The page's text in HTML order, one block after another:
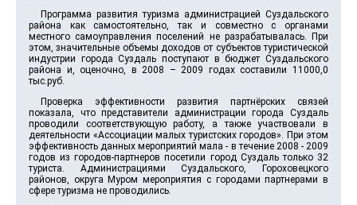
Программа развития туризма администрацией Суздальского
района как самостоятельно, так и совместно с органами
местного самоуправления поселений не разрабатывалась. При
этом, значительные объемы доходов от субъектов туристической
индустрии города Суздаль поступают в бюджет Суздальского
района и, оценочно, в 2008 – 2009 годах составили 11000,0
тыс.руб.
Проверка эффективности развития партнёрских связей
показала, что представители администрации города Суздаль
проводили соответствующую работу, а также участвовали в
деятельности «Ассоциации малых туристских городов». При этом
эффективность данных мероприятий мала - в течение 2008 - 2009
годов из городов-партнеров посетили город Суздаль только 32
туриста. Администрациями Суздальского, Гороховецкого
районов, округа Муром мероприятия с городами партнерами в
сфере туризма не проводились.